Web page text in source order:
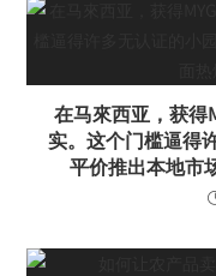
在马來西亚，获得
实。这个门槛逼得
平价推出本地市